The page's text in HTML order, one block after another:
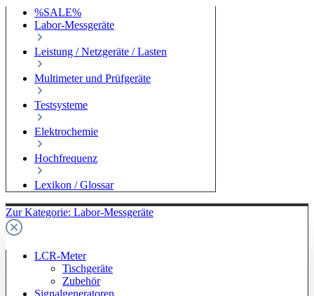
%SALE%
Labor-Messgeräte
Leistung / Netzgeräte / Lasten
Multimeter und Prüfgeräte
Testsysteme
Elektrochemie
Hochfrequenz
Lexikon / Glossar
Zur Kategorie: Labor-Messgeräte
LCR-Meter
Tischgeräte
Zubehör
Signalgeneratoren